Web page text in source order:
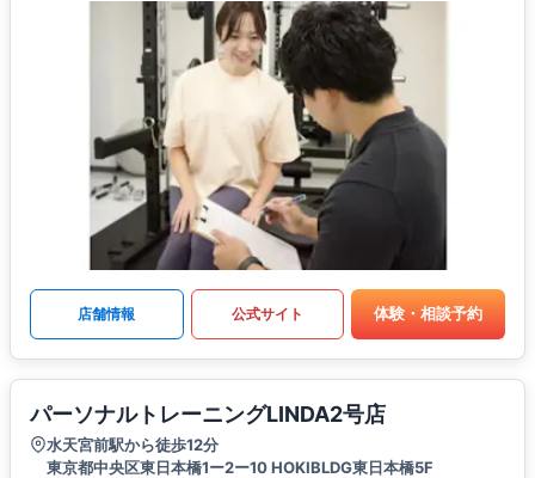
店舗情報 公式サイト 体験・相談予約
パーソナルトレーニングLINDA2号店
水天宮前駅から徒歩12分
東京都中央区東日本橋1ー2ー10 HOKIBLDG東日本橋5F